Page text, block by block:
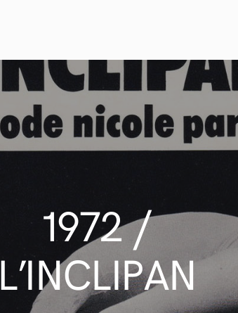
1972 /
L’INCLIPAN